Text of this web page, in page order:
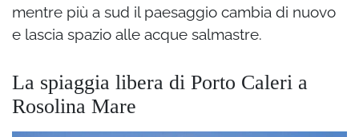
mentre più a sud il paesaggio cambia di nuovo
e lascia spazio alle acque salmastre.
La spiaggia libera di Porto Caleri a
Rosolina Mare